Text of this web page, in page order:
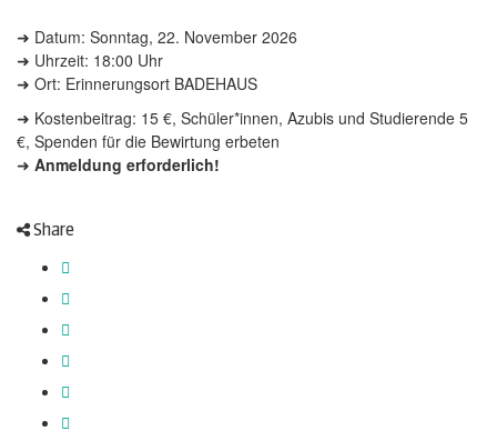
➜ Datum: Sonntag, 22. November 2026
➜ Uhrzeit: 18:00 Uhr
➜ Ort: Erinnerungsort BADEHAUS
➜ Kostenbeitrag: 15 €, Schüler*innen, Azubis und Studierende 5
€, Spenden für die Bewirtung erbeten
➜ Anmeldung erforderlich!
Share